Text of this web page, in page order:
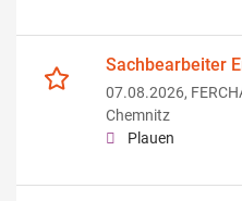
Sachbearbeiter
07.08.2026,
Chemnitz
Plauen